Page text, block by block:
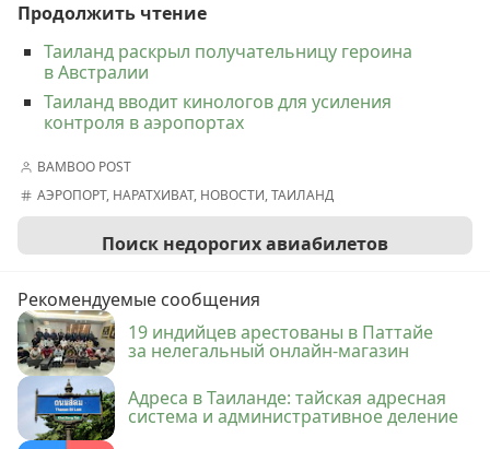
Продолжить чтение
Таиланд раскрыл получательницу героина
в Австралии
Таиланд вводит кинологов для усиления
контроля в аэропортах
BAMBOO POST
АЭРОПОРТ, НАРАТХИВАТ, НОВОСТИ,ТАИЛАНД
Поиск недорогих авиабилетов
Рекомендуемые сообщения
19 индийцев арестованы в Паттайе
за нелегальный онлайн-магазин
Адреса в Таиланде: тайская адресная
система и административное деление